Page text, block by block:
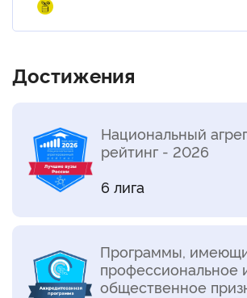
Достижения
Национальный
рейтинг - 2026
6 лига
Программы,
профессиональное
общественное